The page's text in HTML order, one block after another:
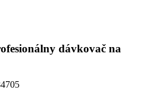
dávkovač na